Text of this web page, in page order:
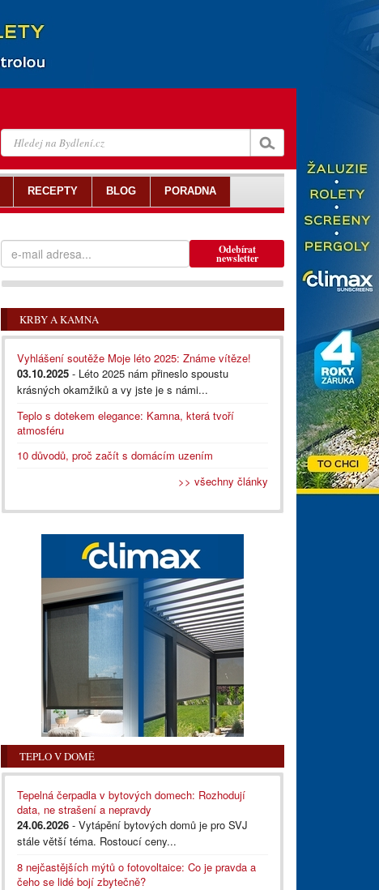
Odebírat
newsletter
KRBY A KAMNA
Vyhlášení soutěže Moje léto 2025: Známe vítěze!
03.10.2025 - Léto 2025 nám přineslo spoustu
krásných okamžiků a vy jste je s námi...
Teplo s dotekem elegance: Kamna, která tvoří
atmosféru
10 důvodů, proč začít s domácím uzením
>> všechny články
TEPLO V DOMĚ
Tepelná čerpadla v bytových domech: Rozhodují
data, ne strašení a nepravdy
24.06.2026 - Vytápění bytových domů je pro SVJ
stále větší téma. Rostoucí ceny...
8 nejčastějších mýtů o fotovoltaice: Co je pravda a
čeho se lidé bojí zbytečně?
RECEPTY BLOG PORADNA